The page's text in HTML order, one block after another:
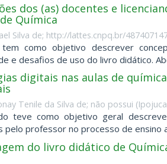
dos (as) docentes e
Química
Silva de; http://lattes.cnpq.br/
como objetivo descrever
e desafios de uso do livro didático.
digitais nas aulas de
Tenile da Silva de; não possui (
teve como objetivo geral
pelo professor no processo de ensino
do livro didático de